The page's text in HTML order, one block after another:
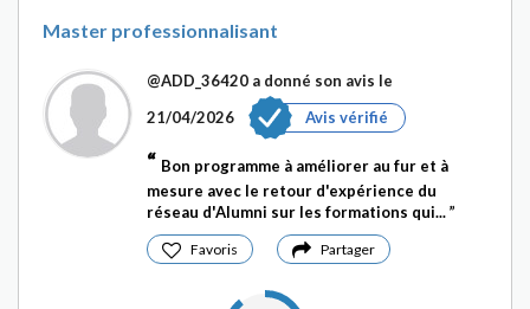
Master professionnalisant
@ADD_36420 a donné son avis le
21/04/2026
Avis vérifié
Bon programme à améliorer au fur et à
mesure avec le retour d'expérience du
réseau d'Alumni sur les formations qui...
Favoris Partager